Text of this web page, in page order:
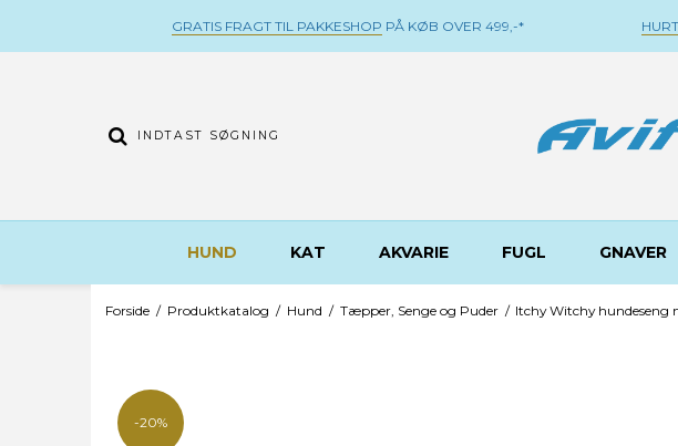
GRATIS FRAGT TIL PAKKESHOP PÅ KØB OVER 499,-*
HUND KAT AKVARIE FUGL GNAVER
Forside / Produktkatalog / Hund / Tæpper, Senge og Puder / Itchy Witchy hundeseng
-20%